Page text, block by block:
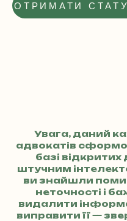
Увага, даний
адвокатів
базі відкритих
штучним
ви знайшли
неточності і
видалити
виправити її —